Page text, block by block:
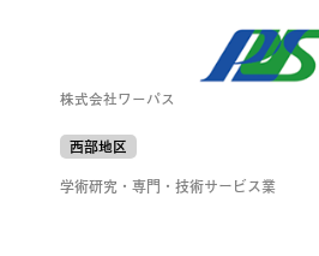
株式会社ワーパス
西部地区
学術研究・専門・技術サービス業